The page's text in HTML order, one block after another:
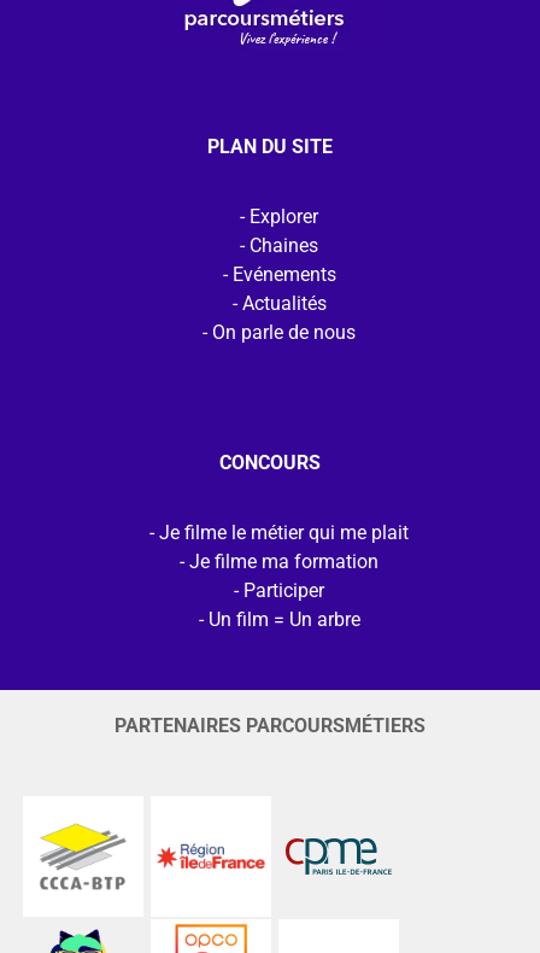
PLAN DU SITE
Explorer
Chaines
Evénements
Actualités
On parle de nous
CONCOURS
Je filme le métier qui me plait
Je filme ma formation
Participer
Un film = Un arbre
PARTENAIRES PARCOURSMÉTIERS